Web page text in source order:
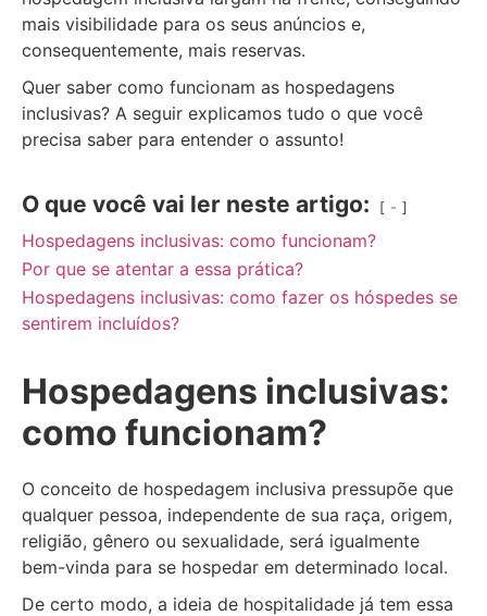
mais visibilidade para os seus anúncios e,
consequentemente, mais reservas.
Quer saber como funcionam as hospedagens
inclusivas? A seguir explicamos tudo o que você
precisa saber para entender o assunto!
O que você vai ler neste artigo: -
Hospedagens inclusivas: como funcionam?
Por que se atentar a essa prática?
Hospedagens inclusivas: como fazer os hóspedes se
sentirem incluídos?
Hospedagens inclusivas:
como funcionam?
O conceito de hospedagem inclusiva pressupõe que
qualquer pessoa, independente de sua raça, origem,
religião, gênero ou sexualidade, será igualmente
bem-vinda para se hospedar em determinado local.
De certo modo, a ideia de hospitalidade já tem essa